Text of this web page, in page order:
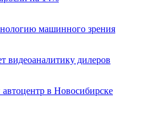
машинного зрения
видеоаналитику дилеров
в Новосибирске